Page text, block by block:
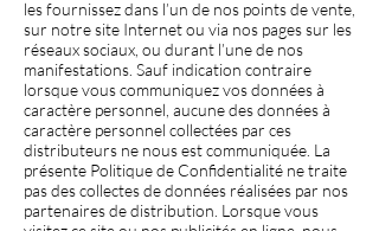
les fournissez dans l’un de nos points de vente,
sur notre site Internet ou via nos pages sur les
réseaux sociaux, ou durant l’une de nos
manifestations. Sauf indication contraire
lorsque vous communiquez vos données à
caractère personnel, aucune des données à
caractère personnel collectées par ces
distributeurs ne nous est communiquée. La
présente Politique de Confidentialité ne traite
pas des collectes de données réalisées par nos
partenaires de distribution. Lorsque vous